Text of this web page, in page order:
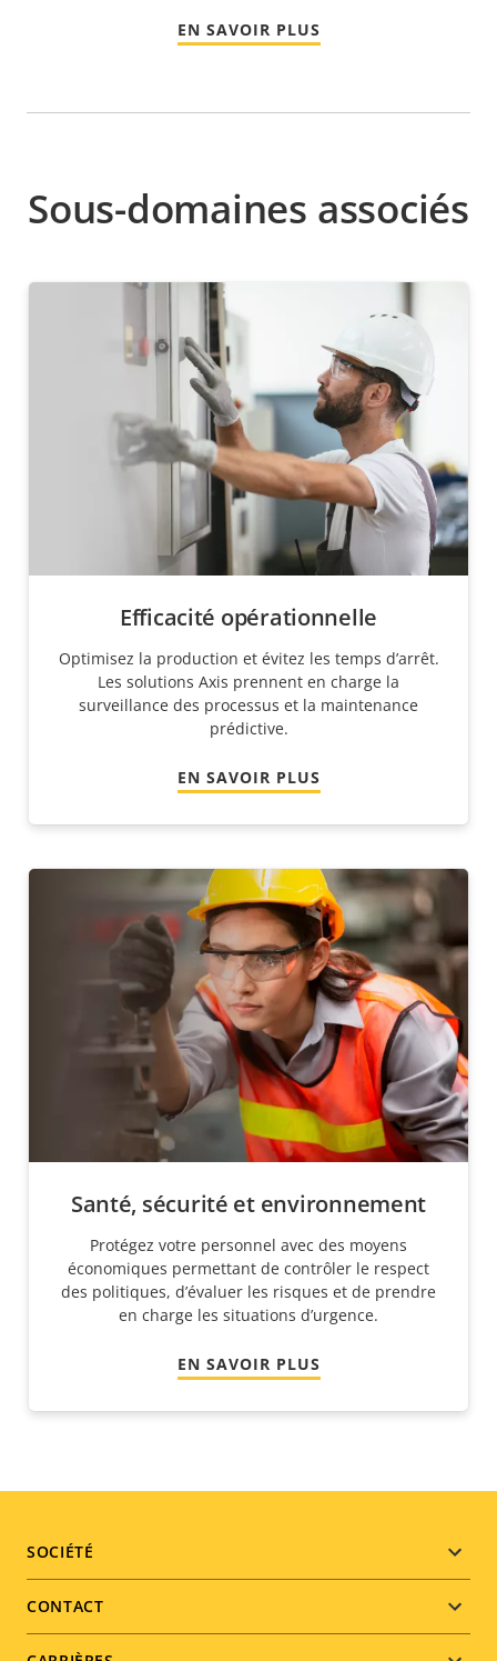
EN SAVOIR PLUS
Sous-domaines associés
Efficacité opérationnelle
Optimisez la production et évitez les temps d’arrêt.
Les solutions Axis prennent en charge la
surveillance des processus et la maintenance
prédictive.
EN SAVOIR PLUS
Santé, sécurité et environnement
Protégez votre personnel avec des moyens
économiques permettant de contrôler le respect
des politiques, d’évaluer les risques et de prendre
en charge les situations d’urgence.
EN SAVOIR PLUS
Footer
menu
SOCIÉTÉ
CONTACT